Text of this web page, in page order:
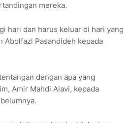
mereka.
hari dan harus keluar di hari yang
Abolfazl Pasandideh kepada
dengan apa yang
Amir Mahdi Alavi, kepada